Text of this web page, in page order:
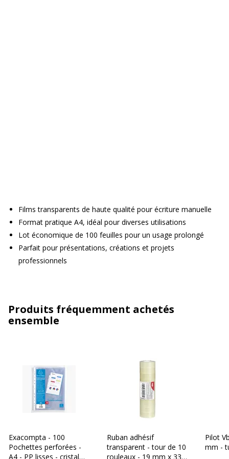
Films transparents de haute qualité pour écriture manuelle
Format pratique A4, idéal pour diverses utilisations
Lot économique de 100 feuilles pour un usage prolongé
Parfait pour présentations, créations et projets
professionnels
Produits fréquemment achetés
ensemble
Exacompta - 100
Pochettes perforées -
A4 - PP lisses - cristal
Ruban adhésif
transparent - tour de 10
rouleaux - 19 mm x 33
Pilot
mm -